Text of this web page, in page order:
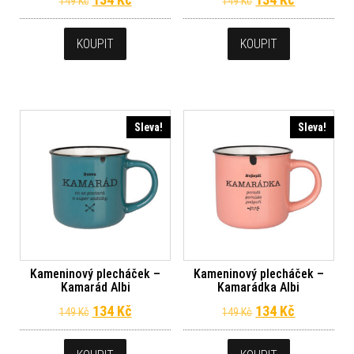
KOUPIT KOUPIT
Sleva!
Kameninový plecháček –
Kamarád Albi
149Kč Původní cena byla: 149 Kč.
134 KčAktuální cena je: 134 Kč.
Sleva!
Kameninový plecháček –
Kamarádka Albi
149Kč Původní cena
134 Kč